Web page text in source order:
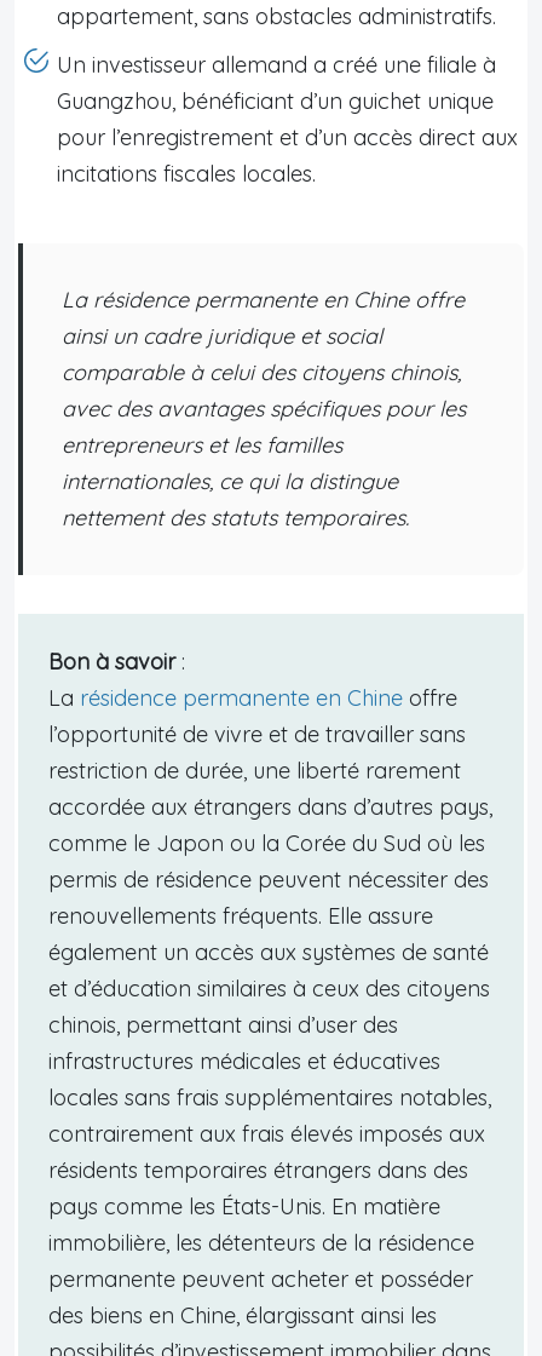
appartement, sans obstacles administratifs.
Un investisseur allemand a créé une filiale à
Guangzhou, bénéficiant d’un guichet unique
pour l’enregistrement et d’un accès direct aux
incitations fiscales locales.
La résidence permanente en Chine offre
ainsi un cadre juridique et social
comparable à celui des citoyens chinois,
avec des avantages spécifiques pour les
entrepreneurs et les familles
internationales, ce qui la distingue
nettement des statuts temporaires.
Bon à savoir:
La résidence permanente en Chine offre
l’opportunité de vivre et de travailler sans
restriction de durée, une liberté rarement
accordée aux étrangers dans d’autres pays,
comme le Japon ou la Corée du Sud où les
permis de résidence peuvent nécessiter des
renouvellements fréquents. Elle assure
également un accès aux systèmes de santé
et d’éducation similaires à ceux des citoyens
chinois, permettant ainsi d’user des
infrastructures médicales et éducatives
locales sans frais supplémentaires notables,
contrairement aux frais élevés imposés aux
résidents temporaires étrangers dans des
pays comme les États-Unis. En matière
immobilière, les détenteurs de la résidence
permanente peuvent acheter et posséder
des biens en Chine, élargissant ainsi les